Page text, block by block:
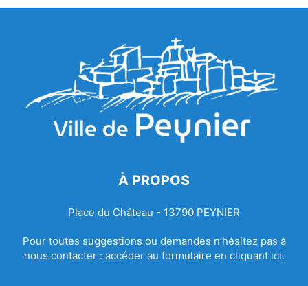
À PROPOS
Place du Château - 13790 PEYNIER
Pour toutes suggestions ou demandes n’hésitez pas à
nous contacter : accéder au formulaire en cliquant ici.